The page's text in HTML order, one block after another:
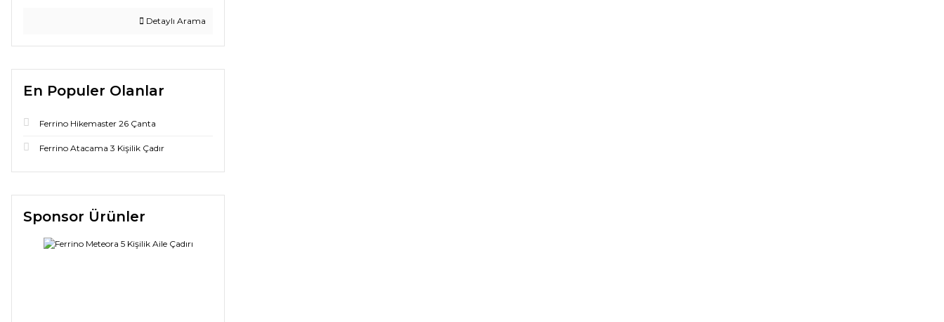
Detaylı Arama
En Populer Olanlar
Ferrino Hikemaster 26 Çanta
Ferrino Atacama 3 Kişilik Çadır
Sponsor Ürünler